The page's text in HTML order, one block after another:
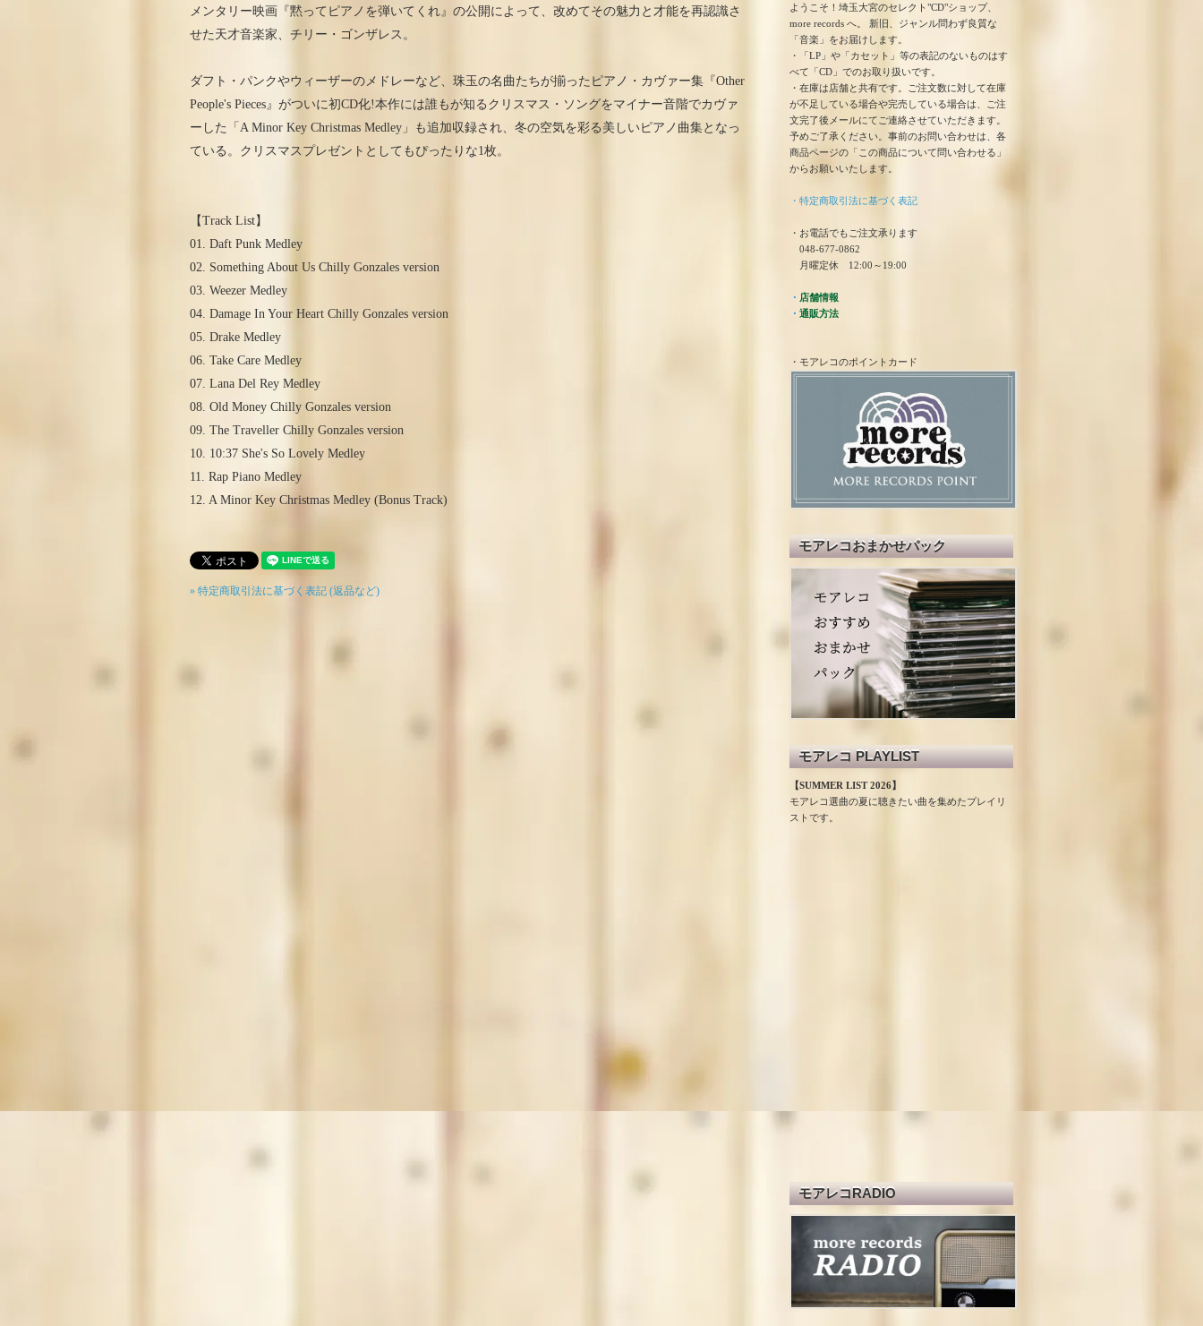
メンタリー映画『黙ってピアノを弾いてくれ』の公開によって、改めてその魅力と才能を再認識さ
せた天才音楽家、チリー・ゴンザレス。
ダフト・パンクやウィーザーのメドレーなど、珠玉の名曲たちが揃ったピアノ・カヴァー集『Other
People's Pieces』がついに初CD化!本作には誰もが知るクリスマス・ソングをマイナー音階でカヴァ
ーした「A Minor Key Christmas Medley」も追加収録され、冬の空気を彩る美しいピアノ曲集となっ
ている。クリスマスプレゼントとしてもぴったりな1枚。
【Track List】
01. Daft Punk Medley
02. Something About Us Chilly Gonzales version
03. Weezer Medley
04. Damage In Your Heart Chilly Gonzales version
05. Drake Medley
06. Take Care Medley
07. Lana Del Rey Medley
08. Old Money Chilly Gonzales version
09. The Traveller Chilly Gonzales version
10. 10:37 She's So Lovely Medley
11. Rap Piano Medley
12. A Minor Key Christmas Medley (Bonus Track)
» 特定商取引法に基づく表記 (返品など)
ようこそ！埼玉大宮のセレクト"CD"ショップ、
more records へ。 新旧、ジャンル問わず良質な
「音楽」をお届けします。
・「LP」や「カセット」等の表記のないものはす
べて「CD」でのお取り扱いです。
・在庫は店舗と共有です。ご注文数に対して在庫
が不足している場合や完売している場合は、ご注
文完了後メールにてご連絡させていただきます。
予めご了承ください。事前のお問い合わせは、各
商品ページの「この商品について問い合わせる」
からお願いいたします。
・特定商取引法に基づく表記
・お電話でもご注文承ります
048-677-0862
月曜定休 12:00～19:00
・ 店舗情報
・ 通販方法
・モアレコのポイントカード
モアレコおまかせパック
モアレコ PLAYLIST
【SUMMER LIST 2026】
モアレコ選曲の夏に聴きたい曲を集めたプレイリ
ストです。
モアレコRADIO